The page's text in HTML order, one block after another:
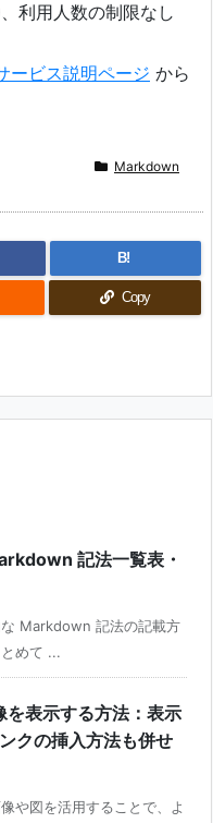
利用人数の制限なし
ービス説明ページ から
Markdown
B!
Copy
記法一覧表・
な Markdown 記法の記載方
めて ...
表示する方法：表示
クの挿入方法も併せ
や図を活用することで、よ